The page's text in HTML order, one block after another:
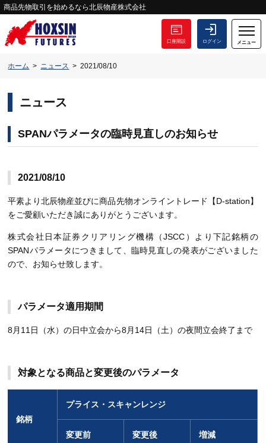
商品先物取引を始めるなら北辰物産株式会社
口座開設 ログイン メニュー
ホーム ニュース 2021/08/10
ニュース
SPANパラメータの臨時見直しのお知らせ
2021/08/10
平素より北辰物産並びに商品先物オンライントレード【D-station】
をご愛顧いただき誠にありがとうございます。
株式会社日本証券クリアリング機構（JSCC）より下記銘柄の
SPANパラメータにつきまして、臨時見直しの発表がございました
ので、お知らせ致します。
パラメータ適用期間
8月11日（水）の日中立会から8月14日（土）の夜間立会終了まで
対象となる商品と変更後のパラメータ
銘柄
プライス・スキャンレンジ
変更前 変更後 増減